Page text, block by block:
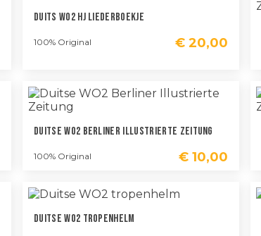
Duits WO2 HJ Liederboekje
100% Original € 20,00
Duitse WO2 Berliner Illustrierte Zeitung
100% Original € 10,00
Duitse WO2 Tropenhelm